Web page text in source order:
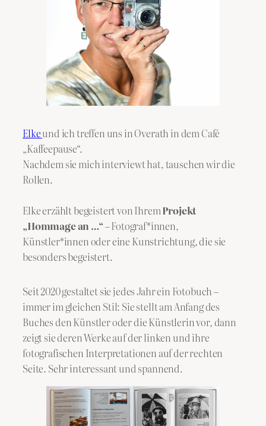
Elkeund ich treffen uns in Overath in dem Café
„Kaffeepause“.
Nachdem sie mich interviewt hat, tauschen wir die
Rollen.
Elke erzählt begeistert von IhremProjekt
„Hommage an …“– Fotograf*innen,
Künstler*innen oder eine Kunstrichtung, die sie
besonders begeistert.
Seit 2020 gestaltet sie jedes Jahr ein Fotobuch –
immer im gleichen Stil: Sie stellt am Anfang des
Buches den Künstler oder die Künstlerin vor, dann
zeigt sie deren Werke auf der linken und ihre
fotografischen Interpretationen auf der rechten
Seite. Sehr interessant und spannend.